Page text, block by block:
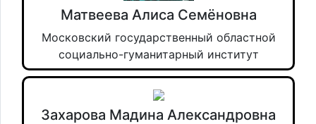
Матвеева Алиса Семёновна
Московский государственный областной
социально-гуманитарный институт
Захарова Мадина Александровна